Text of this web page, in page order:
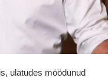
ulatudes möödunud